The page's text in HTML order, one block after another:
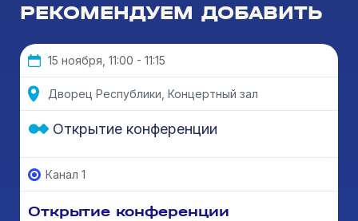
РЕКОМЕНДУЕМ ДОБАВИТЬ
15 ноября, 11:00 - 11:15
Дворец Республики, Концертный зал
Открытие конференции
Канал 1
Открытие конференции